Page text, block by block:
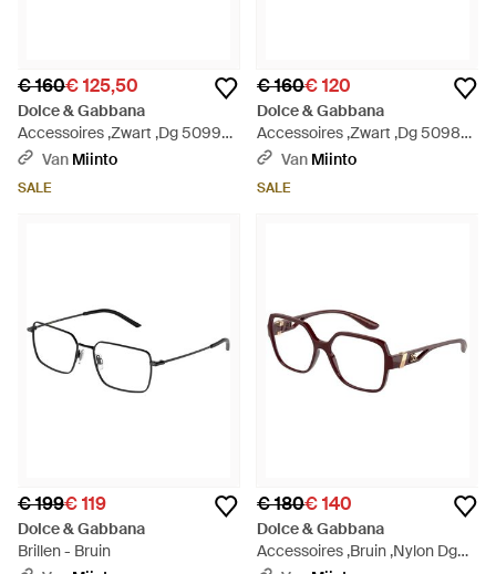
€ 160€ 125,50
Dolce & Gabbana
Accessoires ,Zwart ,Dg 5099
Optisch Frame - Bruin
Van Miinto
SALE
€ 160€ 120
Dolce & Gabbana
Accessoires ,Zwart ,Dg 5098
Optisch Montuur - Bruin
Van Miinto
SALE
€ 199€ 119
Dolce & Gabbana
Brillen - Bruin
€ 180€ 140
Dolce & Gabbana
Accessoires ,Bruin ,Nylon Dg